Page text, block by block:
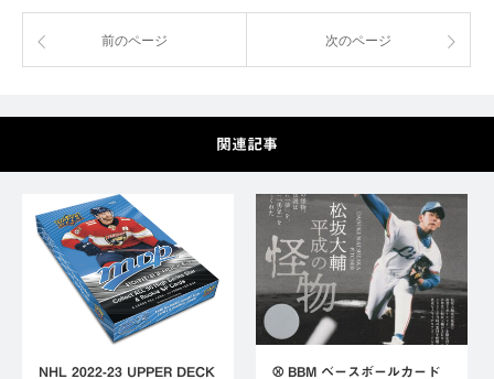
前のページ 次のページ
関連記事
NHL 2022-23 UPPER DECK
⚾ BBM ベースボールカード